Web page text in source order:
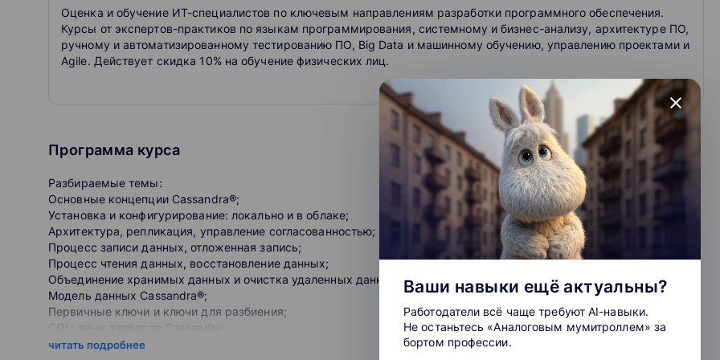
Оценка и обучение ИТ-специалистов по ключевым направлениям разработки программного обеспечения.
Курсы от экспертов-практиков по языкам программирования, системному и бизнес-анализу, архитектуре ПО,
ручному и автоматизированному тестированию ПО, Big Data и машинному обучению, управлению проектами и
Agile. Действует скидка 10% на обучение физических лиц.
Программа курса
Разбираемые темы:
Основные концепции Cassandra®;
Установка и конфигурирование: локально и в облаке;
Архитектура, репликация, управление согласованностью;
Процесс записи данных, отложенная запись;
Процесс чтения данных, восстановление данных;
Объединение хранимых данных и очистка удаленных данных;
Модель данных Cassandra®;
Первичные ключи и ключи для разбиения;
CQL: язык запросов Cassandra;
CQL: Типы данных, коллекции, вложенные данные, устаревание данных;
читать подробнее
close
Ваши навыки ещё актуальны?
Работодатели всё чаще требуют AI-навыки.
Не останьтесь «Аналоговым мумитроллем» за
бортом профессии.